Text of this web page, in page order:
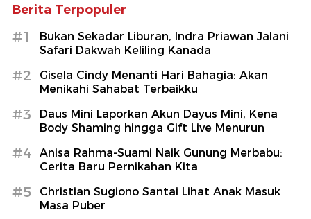
Berita Terpopuler
#1
Bukan Sekadar Liburan, Indra Priawan Jalani
Safari Dakwah Keliling Kanada
#2
Gisela Cindy Menanti Hari Bahagia: Akan
Menikahi Sahabat Terbaikku
#3
Daus Mini Laporkan Akun Dayus Mini, Kena
Body Shaming hingga Gift Live Menurun
#4
Anisa Rahma-Suami Naik Gunung Merbabu:
Cerita Baru Pernikahan Kita
#5
Christian Sugiono Santai Lihat Anak Masuk
Masa Puber